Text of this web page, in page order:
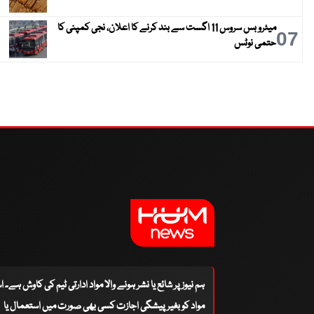
07
میٹرو بس سروس 11 اگست سے بند کرنے کا اعلان، نجی کمپنی کا
حتمی نوٹس
ہم نیوز پر شائع یا نشر ہونے والا مواد ادارتی ٹیم کی کاوش
مواد کو بغیر پیشگی اجازت کسی بھی صورت میں استعمال یا